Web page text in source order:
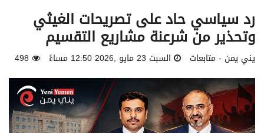
رد سياسي حاد على تصريحات الغيثي
وتحذير من شرعنة مشاريع التقسيم
يني يمن - متابعات السبت 23 مايو ,2026 12:50 مساءً 498